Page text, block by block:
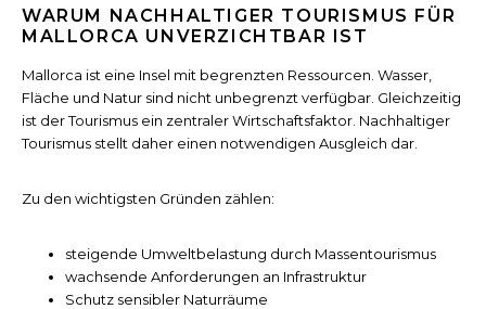
WARUM NACHHALTIGER TOURISMUS FÜR
MALLORCA UNVERZICHTBAR IST
Mallorca ist eine Insel mit begrenzten Ressourcen. Wasser,
Fläche und Natur sind nicht unbegrenzt verfügbar. Gleichzeitig
ist der Tourismus ein zentraler Wirtschaftsfaktor. Nachhaltiger
Tourismus stellt daher einen notwendigen Ausgleich dar.
Zu den wichtigsten Gründen zählen:
steigende Umweltbelastung durch Massentourismus
wachsende Anforderungen an Infrastruktur
Schutz sensibler Naturräume